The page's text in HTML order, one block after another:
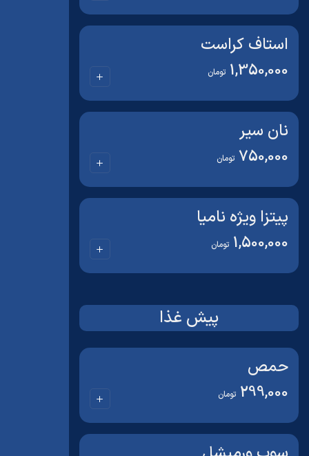
استاف کراست
1,350,000 تومان
نان سیر
750,000 تومان
پیتزا ویژه نامیا
1,500,000 تومان
پیش غذا
حمص
299,000 تومان